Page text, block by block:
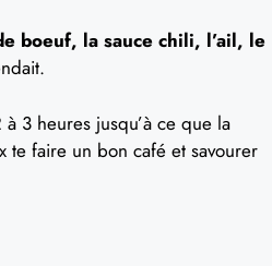
boeuf, la sauce chili, l’ail, le
3 heures jusqu’à ce que la
te faire un bon café et savourer